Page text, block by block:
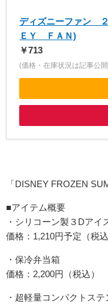
ディズニーファン
ＥＹ ＦＡＮ)
￥713
(価格・在庫状況は記事公
「DISNEY FROZEN
■アイテム概要
・シリコーン製３Dアイ
価格：1,210円予定（税込
・保冷弁当箱
価格：2,200円（税込）
・超軽量コンパクトス